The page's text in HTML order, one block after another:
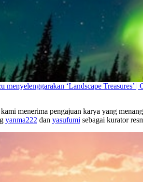
menyelenggarakan ‘Landscape Treasures’ |
menerima pengajuan karya yang
yanma222 dan yasufumi sebagai kurator